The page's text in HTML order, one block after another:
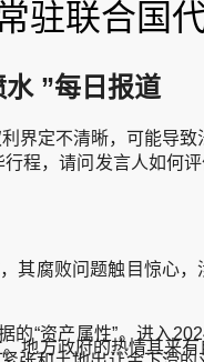
驻联合国
”每日报道
定不清晰，可能导致
，请问发言人如何
腐败问题触目惊心，
资产属性”。进入
地方政府的热情其来